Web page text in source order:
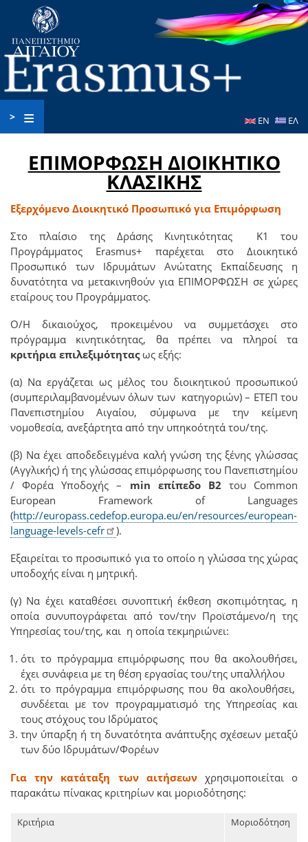
προς
το
περιεχόμενο
EN ΕΛ
>
ΕΠΙΜΟΡΦΩΣΗ ΔΙΟΙΚΗΤΙΚΟ
ΚΛΑΣΙΚΗΣ
Εξερχόμενο Διοικητικό Προσωπικό για Επιμόρφωση
Στο πλαίσιο της Δράσης Κινητικότητας Κ1 του
Προγράμματος Erasmus+ παρέχεται στο Διοικητικό
Προσωπικό των Ιδρυμάτων Ανώτατης Εκπαίδευσης η
δυνατότητα να μετακινηθούν για ΕΠΙΜΟΡΦΩΣΗ σε χώρες
εταίρους του Προγράμματος.
Ο/Η δικαιούχος, προκειμένου να συμμετάσχει στο
πρόγραμμα κινητικότητας, θα πρέπει να πληροί τα
κριτήρια επιλεξιμότηταςως εξής:
(α) Να εργάζεται ως μέλος του διοικητικού προσωπικού
(συμπεριλαμβανομένων όλων των κατηγοριών) – ΕΤΕΠ του
Πανεπιστημίου Αιγαίου, σύμφωνα με την κείμενη
νομοθεσία, ανεξάρτητα από την υπηκοότητά του/της.
(β) Να έχει αποδεδειγμένα καλή γνώση της ξένης γλώσσας
(Αγγλικής) ή της γλώσσας επιμόρφωσης του Πανεπιστημίου
/ Φορέα Υποδοχής – min επίπεδο Β2 του Common
European
Framework of
Languages
(http://europass.cedefop.europa.eu/en/resources/european-
language-levels-cefr ).
Εξαιρείται το προσωπικό για το οποίο η γλώσσα της χώρας
υποδοχής είναι η μητρική.
(γ) Nα έχει καταθέσει συνοπτική έκθεση σκοπιμότητας, η
οποία συνυπογράφεται από τον/την Προϊστάμενο/η της
Υπηρεσίας του/της, και η οποία τεκμηριώνει:
ότι το πρόγραμμα επιμόρφωσης που θα ακολουθήσει,
έχει συνάφεια με τη θέση εργασίας του/της υπαλλήλου
ότι το πρόγραμμα επιμόρφωσης που θα ακολουθήσει,
συνδέεται με τον προγραμματισμό της Υπηρεσίας και
τους στόχους του Ιδρύματος
την ύπαρξη ή τη δυνατότητα ανάπτυξης σχέσεων μεταξύ
των δύο Ιδρυμάτων/Φορέων
Για την κατάταξη των αιτήσεωνχρησιμοποιείται o
παρακάτω πίνακας κριτηρίων και μοριοδότησης:
Κριτήρια Μοριοδότηση